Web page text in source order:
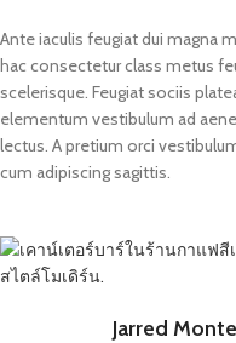
Ante iaculis feugiat dui magna
hac consectetur class metus
scelerisque. Feugiat sociis
elementum vestibulum ad
lectus. A pretium orci
cum adipiscing sagittis.
Jarred